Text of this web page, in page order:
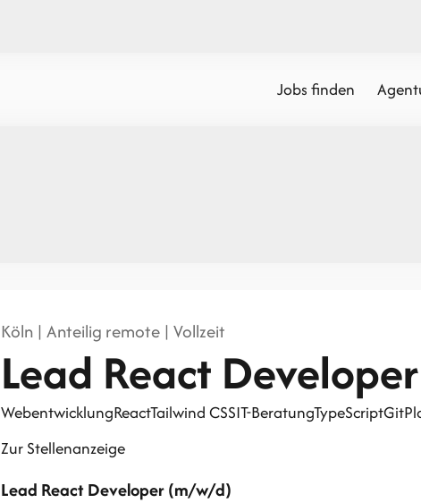
Jobs finden
Köln | Anteilig remote | Vollzeit
Lead React
WebentwicklungReactTailwind CSSIT-BeratungTypeScriptGit
Zur Stellenanzeige
Lead React Developer (m/w/d)